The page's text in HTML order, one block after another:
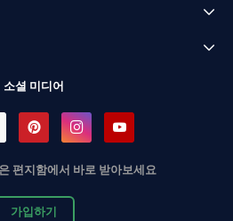
소셜 미디어
편지함에서 바로 받아보세요
가입하기